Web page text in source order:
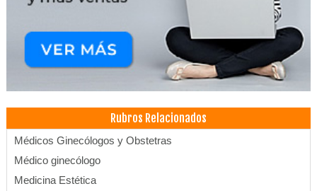
Rubros Relacionados
Médicos Ginecólogos y Obstetras
Médico ginecólogo
Medicina Estética